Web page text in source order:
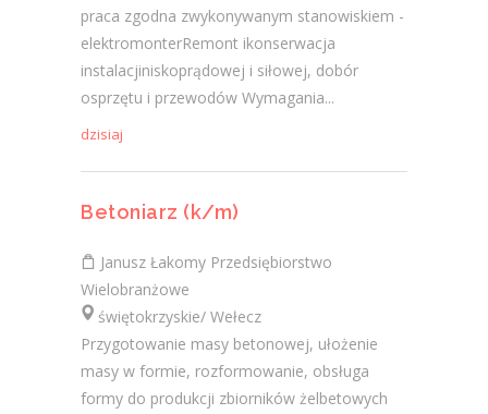
praca zgodna zwykonywanym stanowiskiem -
elektromonterRemont ikonserwacja
instalacjiniskoprądowej i siłowej, dobór
osprzętu i przewodów Wymagania...
dzisiaj
Betoniarz (k/m)
Janusz Łakomy Przedsiębiorstwo
Wielobranżowe
świętokrzyskie/ Wełecz
Przygotowanie masy betonowej, ułożenie
masy w formie, rozformowanie, obsługa
formy do produkcji zbiorników żelbetowych